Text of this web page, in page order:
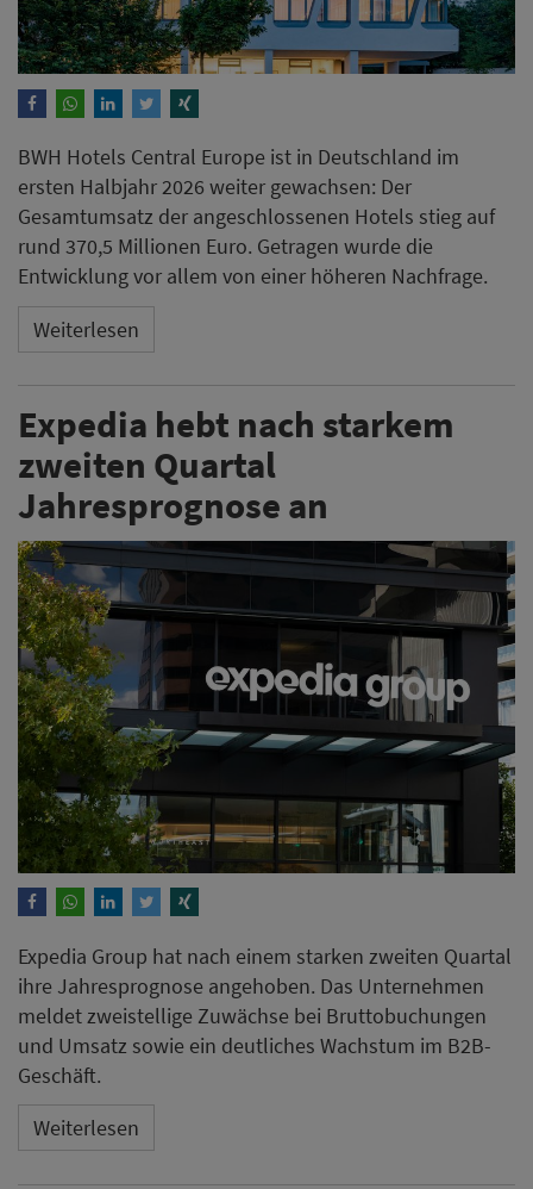
BWH Hotels Central Europe ist in Deutschland im
ersten Halbjahr 2026 weiter gewachsen: Der
Gesamtumsatz der angeschlossenen Hotels stieg auf
rund 370,5 Millionen Euro. Getragen wurde die
Entwicklung vor allem von einer höheren Nachfrage.
Weiterlesen
Expedia hebt nach starkem
zweiten Quartal
Jahresprognose an
Expedia Group hat nach einem starken zweiten Quartal
ihre Jahresprognose angehoben. Das Unternehmen
meldet zweistellige Zuwächse bei Bruttobuchungen
und Umsatz sowie ein deutliches Wachstum im B2B-
Geschäft.
Weiterlesen